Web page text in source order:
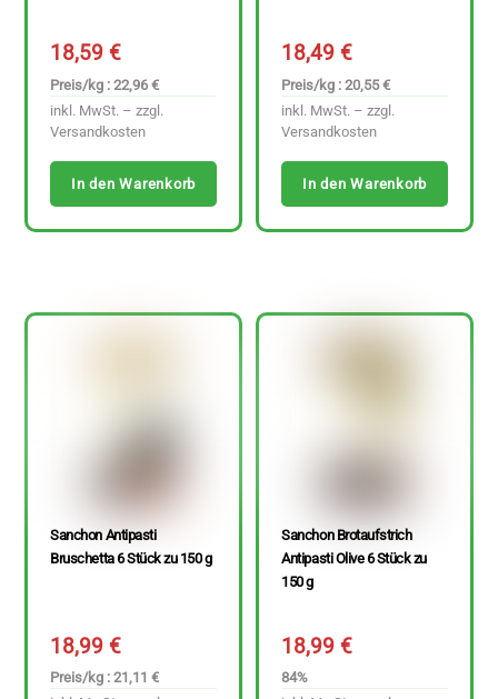
18,59€
Preis/kg : 22,96 €
inkl. MwSt. – zzgl.
Versandkosten
In den Warenkorb
18,49€
Preis/kg : 20,55 €
inkl. MwSt. – zzgl.
Versandkosten
In den Warenkorb
Sanchon Antipasti
Bruschetta 6 Stück zu 150 g
18,99€
Preis/kg : 21,11 €
Sanchon Brotaufstrich
Antipasti Olive 6 Stück zu
150 g
18,99€
84%